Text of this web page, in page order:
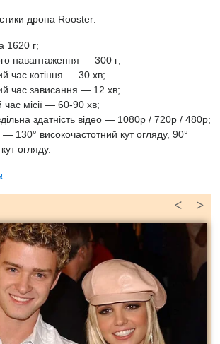
дрона Rooster:
1620 г;
навантаження — 300 г;
час котіння — 30 хв;
час зависання — 12 хв;
місії — 60-90 хв;
здатність відео — 1080p / 720p / 480p;
— 130° високочастотний кут огляду, 90°
огляду.
>
<